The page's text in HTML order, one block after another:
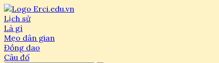
Lịch sử
Là gì
Mẹo dân gian
Đồng dao
Câu đố